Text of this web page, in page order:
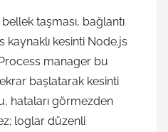
taşması, bağlantı
kaynaklı kesinti Node.js
manager bu
başlatarak kesinti
hataları görmezden
loglar düzenli